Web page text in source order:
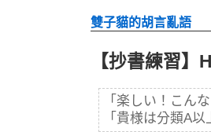
雙子貓的胡言亂語
【抄書練習】
「楽しい！こん
「貴様は分類A